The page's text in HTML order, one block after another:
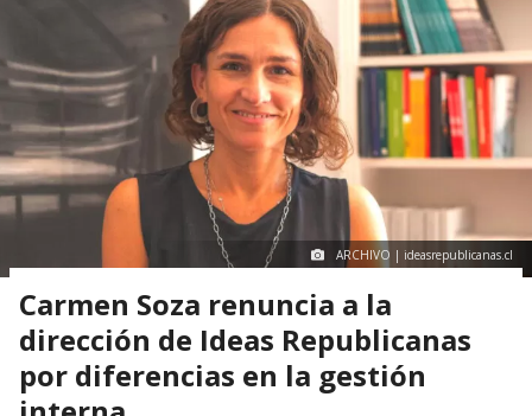
ARCHIVO | ideasrepublicanas.cl
Carmen Soza renuncia a la
dirección de Ideas Republicanas
por diferencias en la gestión